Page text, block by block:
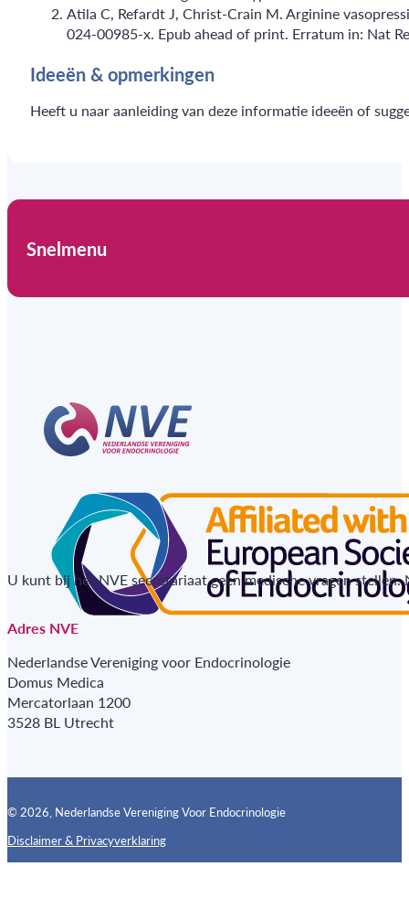
Atila C, Refardt J, Christ-Crain M. Arginine
024-00985-x. Epub ahead of print. Erratum in: Nat
Ideeën & opmerkingen
Heeft u naar aanleiding van deze informatie ideeën of
Snelmenu
U kunt bij het NVE secretariaat geen medische vragen
Adres NVE
Nederlandse Vereniging voor Endocrinologie
Domus Medica
Mercatorlaan 1200
3528 BL Utrecht
© 2026, Nederlandse Vereniging Voor Endocrinologie
Disclaimer & PrivacyverklaringFollow us on X